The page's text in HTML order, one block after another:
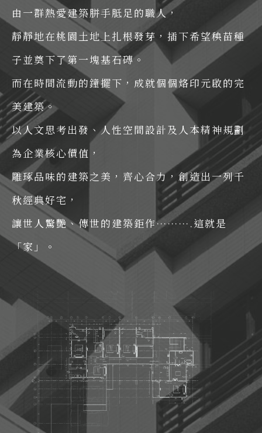
由一群熱愛建築胼手胝足的職人，
靜靜地在桃園土地上扎根發芽，插下希望秧苗種
子並奠下了第一塊基石磚。
而在時間流動的鐘擺下，成就個個烙印元啟的完
美建築。
以人文思考出發、人性空間設計及人本精神規劃
為企業核心價值，
雕琢品味的建築之美，齊心合力，創造出一列千
秋經典好宅，
讓世人驚艷、傳世的建築鉅作……….這就是
「家」。